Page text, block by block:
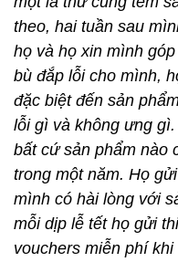
theo, hai tuần sau
họ và họ xin mình
bù đắp lỗi cho mình,
đặc biệt đến sản
lỗi gì và không ưng
bất cứ sản phẩm nào
trong một năm. Họ
mình có hài lòng với
mỗi dịp lễ tết họ gửi
vouchers miễn phí